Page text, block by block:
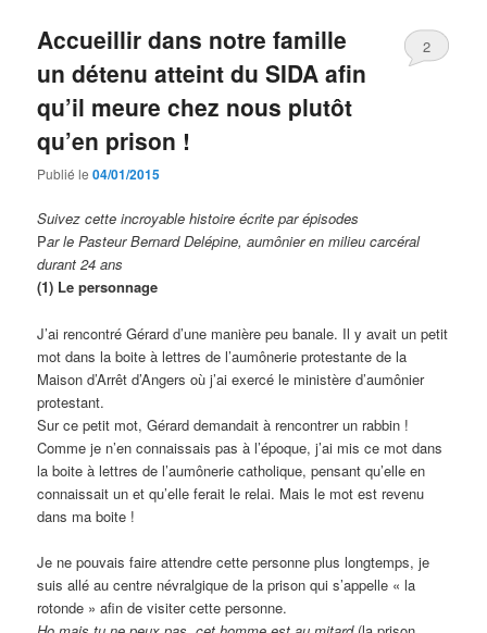
Accueillir dans notre famille
un détenu atteint du SIDA afin
qu’il meure chez nous plutôt
qu’en prison !
Publié le04/01/2015
2
Suivez cette incroyable histoire écrite par épisodes
Par le Pasteur Bernard Delépine, aumônier en milieu carcéral
durant 24 ans
(1) Le personnage
J’ai rencontré Gérard d’une manière peu banale. Il y avait un petit
mot dans la boite à lettres de l’aumônerie protestante de la
Maison d’Arrêt d’Angers où j’ai exercé le ministère d’aumônier
protestant.
Sur ce petit mot, Gérard demandait à rencontrer un rabbin !
Comme je n’en connaissais pas à l’époque, j’ai mis ce mot dans
la boite à lettres de l’aumônerie catholique, pensant qu’elle en
connaissait un et qu’elle ferait le relai. Mais le mot est revenu
dans ma boite !
Je ne pouvais faire attendre cette personne plus longtemps, je
suis allé au centre névralgique de la prison qui s’appelle « la
rotonde » afin de visiter cette personne.